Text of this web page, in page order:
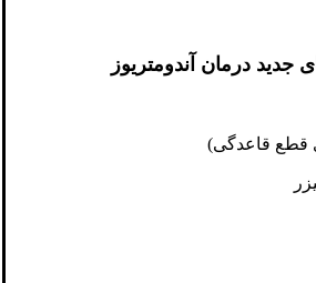
جدید درمان آندومتریوز